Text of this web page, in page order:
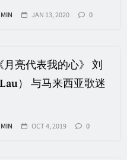
JAN 13, 2020 0
亮代表我的心》 刘
） 与马来西亚歌迷
OCT 4, 2019 0